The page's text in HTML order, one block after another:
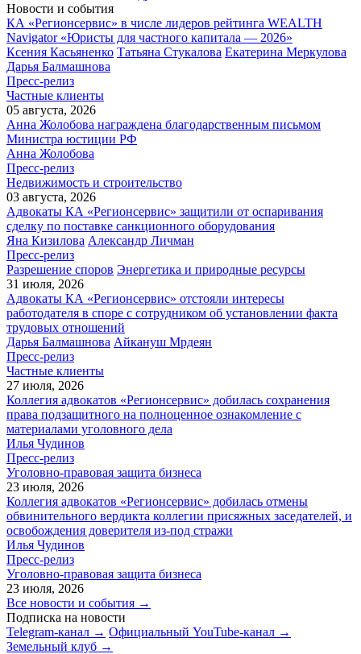
Новости и события
КА «Регионсервис» в числе лидеров рейтинга WEALTH
Navigator «Юристы для частного капитала — 2026»
Ксения Касьяненко Татьяна Стукалова Екатерина Меркулова
Дарья Балмашнова
Пресс-релиз
Частные клиенты
05 августа, 2026
Анна Жолобова награждена благодарственным письмом
Министра юстиции РФ
Анна Жолобова
Пресс-релиз
Недвижимость и строительство
03 августа, 2026
Адвокаты КА «Регионсервис» защитили от оспаривания
сделку по поставке санкционного оборудования
Яна Кизилова Александр Личман
Пресс-релиз
Разрешение споров Энергетика и природные ресурсы
31 июля, 2026
Адвокаты КА «Регионсервис» отстояли интересы
работодателя в споре с сотрудником об установлении факта
трудовых отношений
Дарья Балмашнова Айкануш Мрдеян
Пресс-релиз
Частные клиенты
27 июля, 2026
Коллегия адвокатов «Регионсервис» добилась сохранения
права подзащитного на полноценное ознакомление с
материалами уголовного дела
Илья Чудинов
Пресс-релиз
Уголовно-правовая защита бизнеса
23 июля, 2026
Коллегия адвокатов «Регионсервис» добилась отмены
обвинительного вердикта коллегии присяжных заседателей, и
освобождения доверителя из-под стражи
Илья Чудинов
Пресс-релиз
Уголовно-правовая защита бизнеса
23 июля, 2026
Все новости и события →
Подписка на новости
Telegram-канал → Официальный YouTube-канал →
Земельный клуб →